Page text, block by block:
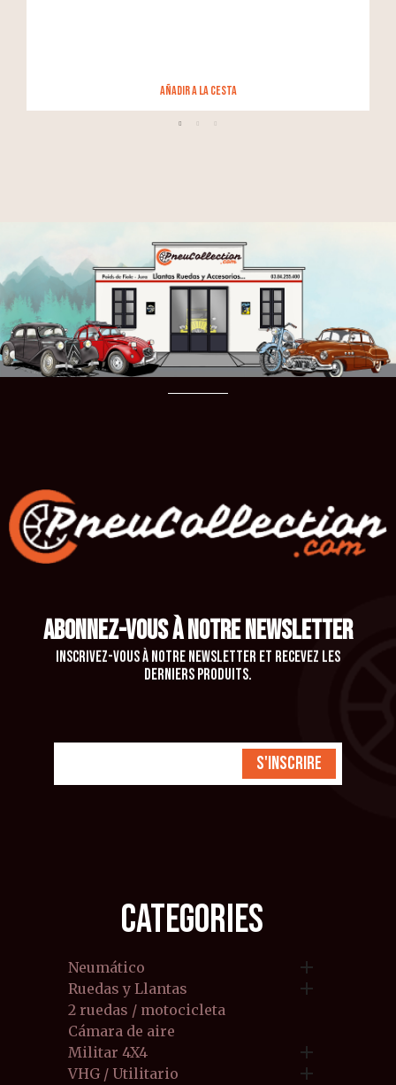
añadir a la cesta
ABONNEZ-VOUS À NOTRE NEWSLETTER
Inscrivez-vous à notre newsletter et recevez les
derniers produits.
S'inscrire
CATEGORIES
Neumático 
Ruedas y Llantas 
2 ruedas / motocicleta
Cámara de aire
Militar 4X4

VHG / Utilitario 